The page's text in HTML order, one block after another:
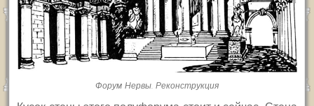
Форум Нервы. Реконструкция